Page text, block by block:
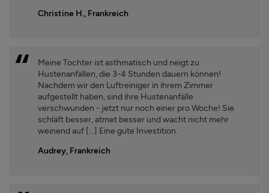
Christine H., Frankreich
Meine Tochter ist asthmatisch und neigt zu
Hustenanfällen, die 3-4 Stunden dauern können!
Nachdem wir den Luftreiniger in ihrem Zimmer
aufgestellt haben, sind ihre Hustenanfälle
verschwunden - jetzt nur noch einer pro Woche! Sie
schläft besser, atmet besser und wacht nicht mehr
weinend auf [...] Eine gute Investition.
Audrey, Frankreich